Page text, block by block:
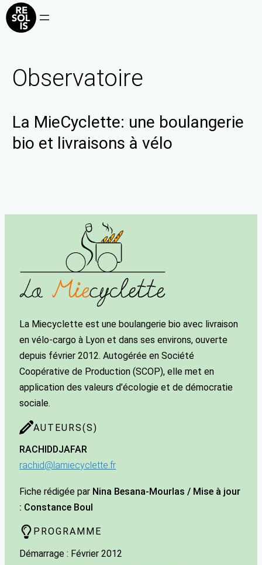
Observatoire
La MieCyclette: une boulangerie
bio et livraisons à vélo
La Miecyclette est une boulangerie bio avec livraison
en vélo-cargo à Lyon et dans ses environs, ouverte
depuis février 2012. Autogérée en Société
Coopérative de Production (SCOP), elle met en
application des valeurs d’écologie et de démocratie
sociale.
AUTEURS(S)
RACHIDDJAFAR
rachid@lamiecyclette.fr
Fiche rédigée par Nina Besana-Mourlas / Mise à jour
: Constance Boul
PROGRAMME
Démarrage : Février 2012